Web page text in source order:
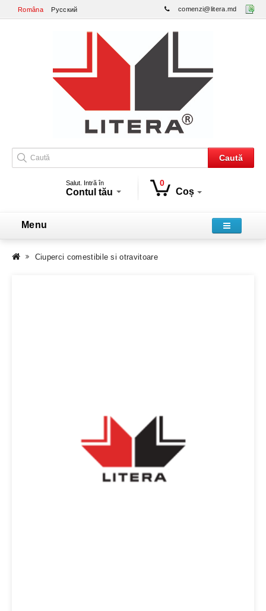
Româna Русский comenzi@litera.md
Caută
Salut. Intră în
Contul tău
0
Coș
Menu
Ciuperci comestibile si otravitoare